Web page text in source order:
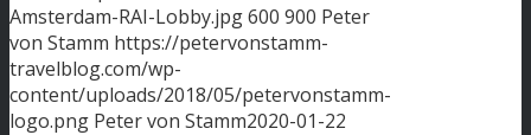
Amsterdam-RAI-Lobby.jpg600 900 Peter
von Stamm https://petervonstamm-
travelblog.com/wp-
content/uploads/2018/05/petervonstamm-
logo.png Peter von Stamm2020-01-22